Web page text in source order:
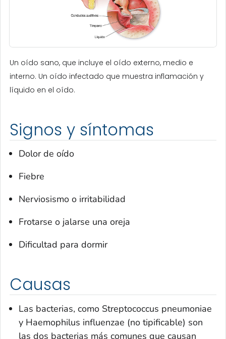
Un oído sano, que incluye el oído externo, medio e
interno. Un oído infectado que muestra inflamación y
líquido en el oído.
Signos y síntomas
Dolor de oído
Fiebre
Nerviosismo o irritabilidad
Frotarse o jalarse una oreja
Dificultad para dormir
Causas
Las bacterias, como Streptococcus pneumoniae
y Haemophilus influenzae (no tipificable) son
las dos bacterias más comunes que causan